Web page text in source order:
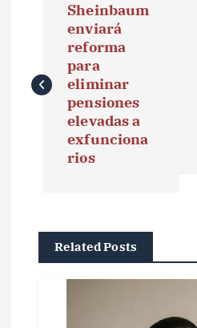
e
Sheinbaum
enviará
reforma
para
eliminar
pensiones
elevadas a
exfunciona
rios
Related Posts